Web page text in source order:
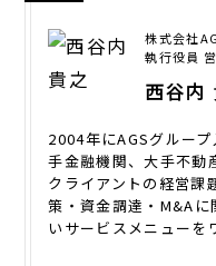
株式会社
執行役員
西谷内
2004年にAGSグルー
手金融機関、大手不動
クライアントの経営課
策・資金調達・M&Aに
いサービスメニューを